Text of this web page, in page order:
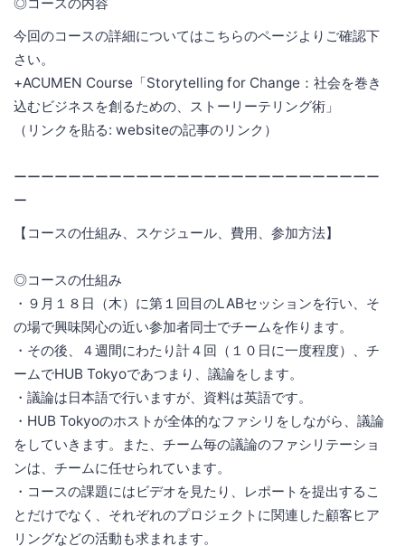
今回のコースの詳細についてはこちらのページよりご確認下
さい。
+ACUMEN Course「Storytelling for Change：社会を巻き
込むビジネスを創るための、ストーリーテリング術」
（リンクを貼る: websiteの記事のリンク）
ーーーーーーーーーーーーーーーーーーーーーーーーーーー
ー
【コースの仕組み、スケジュール、費用、参加方法】
◎コースの仕組み
・９月１８日（木）に第１回目のLABセッションを行い、そ
の場で興味関心の近い参加者同士でチームを作ります。
・その後、４週間にわたり計４回（１０日に一度程度）、チ
ームでHUB Tokyoであつまり、議論をします。
・議論は日本語で行いますが、資料は英語です。
・HUB Tokyoのホストが全体的なファシリをしながら、議論
をしていきます。また、チーム毎の議論のファシリテーショ
ンは、チームに任せられています。
・コースの課題にはビデオを見たり、レポートを提出するこ
とだけでなく、それぞれのプロジェクトに関連した顧客ヒア
リングなどの活動も求まれます。